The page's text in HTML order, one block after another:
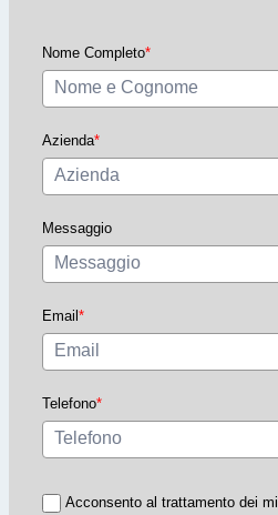
Nome Completo*
Azienda*
Messaggio
Email *
Telefono*
Acconsento al trattamento dei